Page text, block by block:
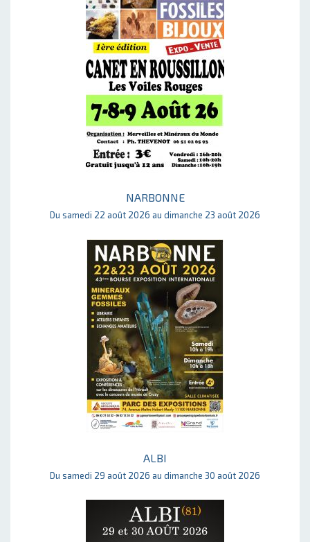
NARBONNE
Du samedi 22 août 2026 au dimanche 23 août 2026
ALBI
Du samedi 29 août 2026 au dimanche 30 août 2026